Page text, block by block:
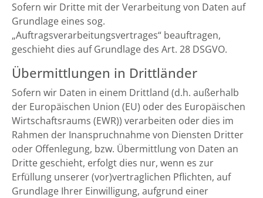
Sofern wir Dritte mit der Verarbeitung von Daten auf
Grundlage eines sog.
„Auftragsverarbeitungsvertrages“ beauftragen,
geschieht dies auf Grundlage des Art. 28 DSGVO.
Übermittlungen in Drittländer
Sofern wir Daten in einem Drittland (d.h. außerhalb
der Europäischen Union (EU) oder des Europäischen
Wirtschaftsraums (EWR)) verarbeiten oder dies im
Rahmen der Inanspruchnahme von Diensten Dritter
oder Offenlegung, bzw. Übermittlung von Daten an
Dritte geschieht, erfolgt dies nur, wenn es zur
Erfüllung unserer (vor)vertraglichen Pflichten, auf
Grundlage Ihrer Einwilligung, aufgrund einer